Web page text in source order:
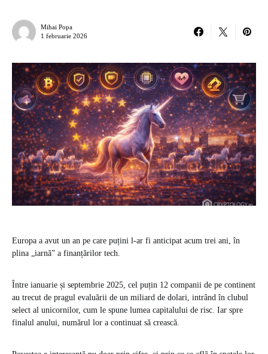
Mihai Popa
1 februarie 2026
Europa a avut un an pe care puțini l-ar fi anticipat acum trei ani, în
plina „iarnă” a finanțărilor tech.
Între ianuarie și septembrie 2025, cel puțin 12 companii de pe continent
au trecut de pragul evaluării de un miliard de dolari, intrând în clubul
select al unicornilor, cum le spune lumea capitalului de risc. Iar spre
finalul anului, numărul lor a continuat să crească.